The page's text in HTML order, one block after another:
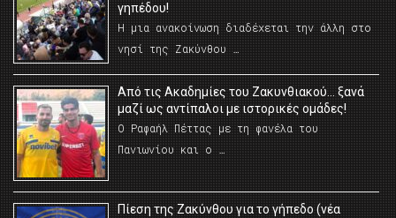
γηπέδου!
Η μια ανακοίνωση διαδέχεται την άλλη στο
νησί της Ζακύνθου …
Από τις Ακαδημίες του Ζακυνθιακού… ξανά
μαζί ως αντίπαλοι με ιστορικές ομάδες!
Ο Ραφαήλ Πέττας με τη φανέλα του
Πανιωνίου και ο …
Πίεση της Ζακύνθου για το γήπεδο (νέα